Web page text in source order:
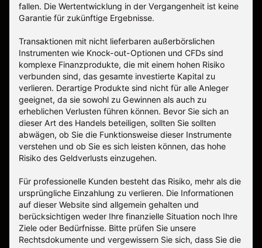
fallen. Die Wertentwicklung in der Vergangenheit ist keine
Garantie für zukünftige Ergebnisse.
Transaktionen mit nicht lieferbaren außerbörslichen
Instrumenten wie Knock-out-Optionen und CFDs sind
komplexe Finanzprodukte, die mit einem hohen Risiko
verbunden sind, das gesamte investierte Kapital zu
verlieren. Derartige Produkte sind nicht für alle Anleger
geeignet, da sie sowohl zu Gewinnen als auch zu
erheblichen Verlusten führen können. Bevor Sie sich an
dieser Art des Handels beteiligen, sollten Sie sollten
abwägen, ob Sie die Funktionsweise dieser Instrumente
verstehen und ob Sie es sich leisten können, das hohe
Risiko des Geldverlusts einzugehen.
Für professionelle Kunden besteht das Risiko, mehr als die
ursprüngliche Einzahlung zu verlieren. Die Informationen
auf dieser Website sind allgemein gehalten und
berücksichtigen weder Ihre finanzielle Situation noch Ihre
Ziele oder Bedürfnisse. Bitte prüfen Sie unsere
Rechtsdokumente und vergewissern Sie sich, dass Sie die